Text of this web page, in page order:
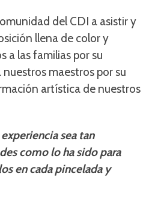
del CDI a asistir y
llena de color y
a las familias por su
maestros por su
artística de nuestros
sea tan
como lo ha sido para
en cada pincelada y